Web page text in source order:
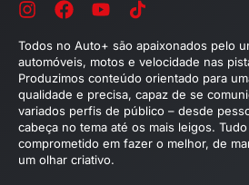
Todos no Auto+ são apaixonados pelo
automóveis, motos e velocidade nas
Produzimos conteúdo orientado para
qualidade e precisa, capaz de se
variados perfis de público – desde
cabeça no tema até os mais leigos.
comprometido em fazer o melhor, de
um olhar criativo.